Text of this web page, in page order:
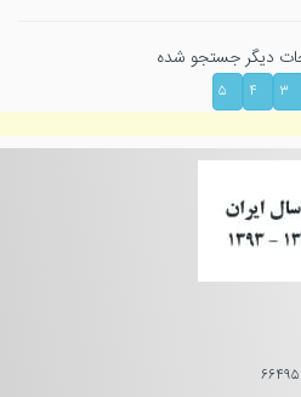
دیگر جستجو شده
۳ ۴ ۵